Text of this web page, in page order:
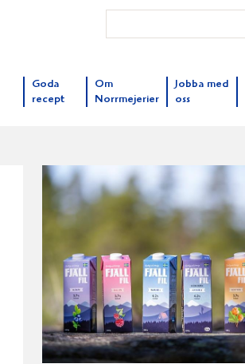
Goda
recept
Om
Norrmejerier
Jobba med
oss